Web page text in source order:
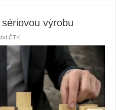
výrobu
ČTK